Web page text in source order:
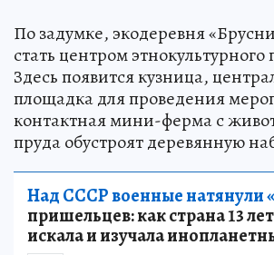
По задумке, экодеревня
стать центром
Здесь появится кузница,
площадка для проведения
контактная мини-ферма с
пруда обустроят деревянную
Над СССР военные натянули
пришельцев: как страна 13
искала и изучала